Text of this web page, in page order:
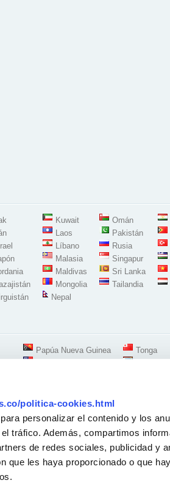
politica-cookies.html
personalizar el contenido y los
tráfico. Además, compartimos
de redes sociales, publicidad y
que les haya proporcionado o que
Kuwait
Laos
Líbano
Malasia
Maldivas
Mongolia
Nepal
Omán
Pakistán
Rusia
Singapur
Sri Lanka
Tailandia
Papúa Nueva Guinea
Tonga
Síguenos en:
Oficina Madrid
Calle Alejandro Morán 14
28025 Madrid - España